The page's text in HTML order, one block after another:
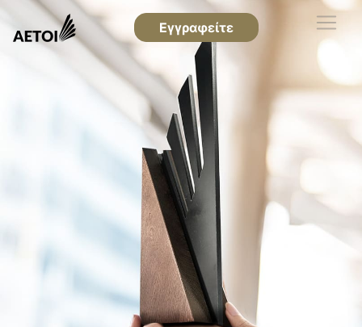
Εγγραφείτε